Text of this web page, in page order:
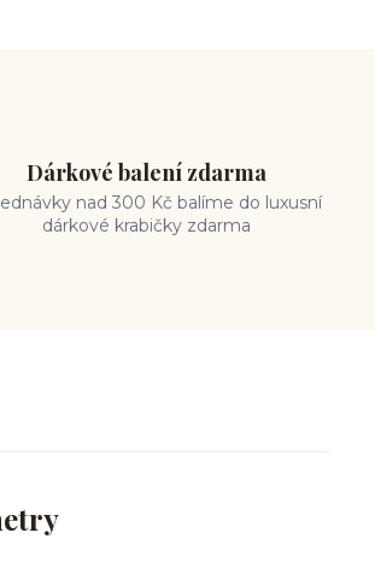
Dárkové balení zdarma
nad 300 Kč balíme do luxusní
dárkové krabičky zdarma